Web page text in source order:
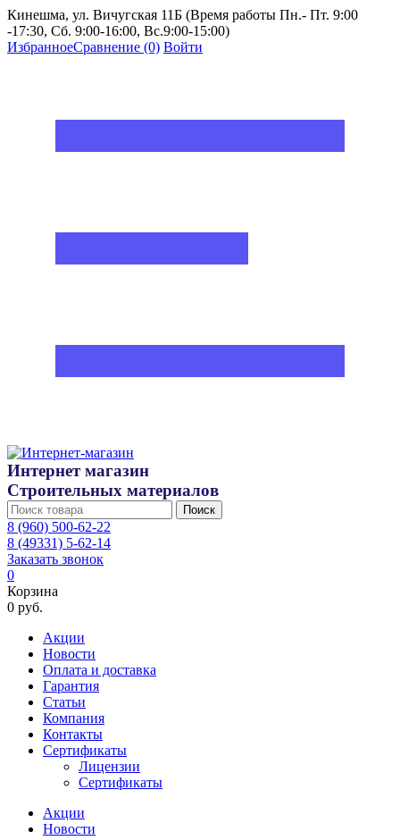
Кинешма, ул. Вичугская 11Б (Время работы Пн.- Пт. 9:00
-17:30, Сб. 9:00-16:00, Вс.9:00-15:00)
ИзбранноеСравнение (0) Войти
Интернет магазин
Строительных материалов
Поиск
8 (960) 500-62-22
8 (49331) 5-62-14
Заказать звонок
0
Корзина
0 руб.
Акции
Новости
Оплата и доставка
Гарантия
Статьи
Компания
Контакты
Сертификаты
Лицензии
Сертификаты
Акции
Новости